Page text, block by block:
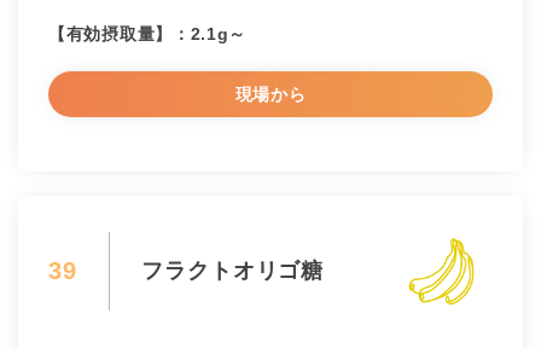
【有効摂取量】：2.1g～
現場から
39 フラクトオリゴ糖